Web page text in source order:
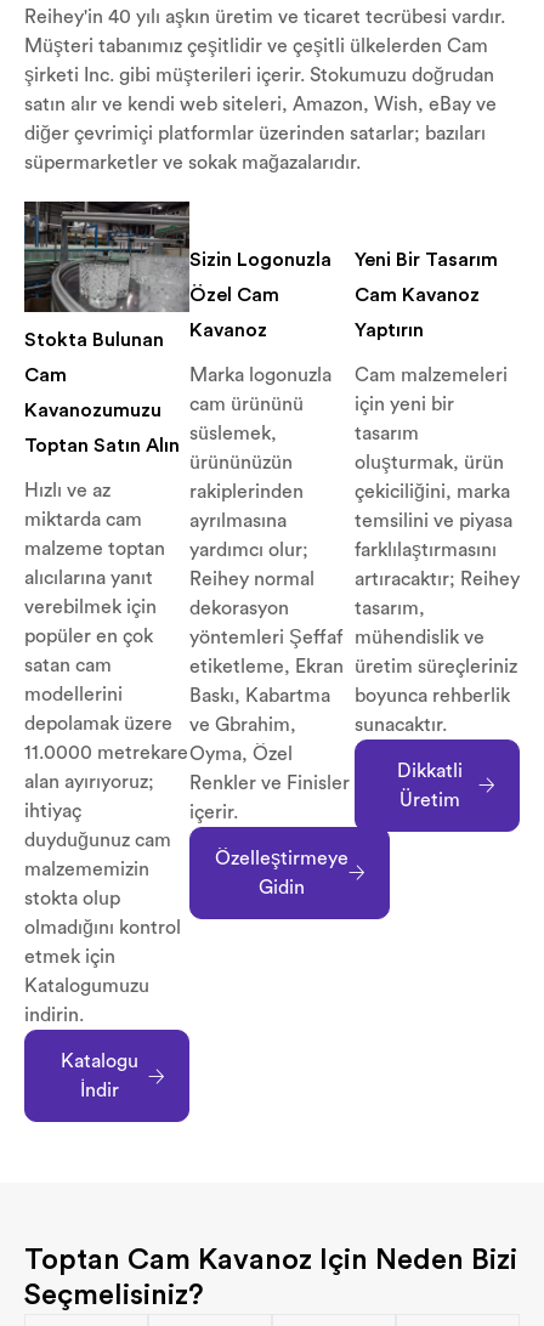
Reihey'in 40 yılı aşkın üretim ve ticaret tecrübesi vardır.
Müşteri tabanımız çeşitlidir ve çeşitli ülkelerden Cam
şirketi Inc. gibi müşterileri içerir. Stokumuzu doğrudan
satın alır ve kendi web siteleri, Amazon, Wish, eBay ve
diğer çevrimiçi platformlar üzerinden satarlar; bazıları
süpermarketler ve sokak mağazalarıdır.
Stokta Bulunan
Cam
Kavanozumuzu
Toptan Satın Alın
Hızlı ve az
miktarda cam
malzeme toptan
alıcılarına yanıt
verebilmek için
popüler en çok
satan cam
modellerini
depolamak üzere
11.0000 metrekare
alan ayırıyoruz;
ihtiyaç
duyduğunuz cam
malzememizin
stokta olup
olmadığını kontrol
etmek için
Katalogumuzu
indirin.
Katalogu
İndir
Sizin Logonuzla
Özel Cam
Kavanoz
Marka logonuzla
cam ürününü
süslemek,
ürününüzün
rakiplerinden
ayrılmasına
yardımcı olur;
Reihey normal
dekorasyon
yöntemleri Şeffaf
etiketleme, Ekran
Baskı, Kabartma
ve Gbrahim,
Oyma, Özel
Renkler ve Finisler
içerir.
Özelleştirmeye
Gidin
Yeni Bir Tasarım
Cam Kavanoz
Yaptırın
Cam malzemeleri
için yeni bir
tasarım
oluşturmak, ürün
çekiciliğini, marka
temsilini ve piyasa
farklılaştırmasını
artıracaktır; Reihey
tasarım,
mühendislik ve
üretim süreçleriniz
boyunca rehberlik
sunacaktır.
Dikkatli
Üretim
Toptan Cam Kavanoz Için Neden Bizi
Seçmelisiniz?